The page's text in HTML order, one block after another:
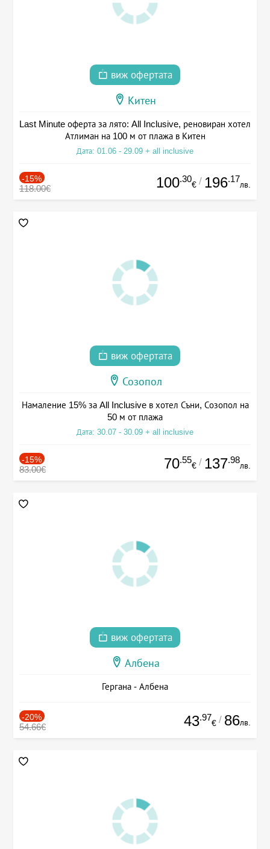
виж офертата
Китен
Last Minute оферта за лято: All Inclusive, реновиран хотел
Атлиман на 100 м от плажа в Китен
Дата: 01.06 - 29.09 + all inclusive
-15%
118.00€ 100.30
€ / 196.17
лв.
виж офертата
Созопол
Намаление 15% за All Inclusive в хотел Съни, Созопол на
50 м от плажа
Дата: 30.07 - 30.09 + all inclusive
-15%
83.00€ 70.55
€ / 137.98
лв.
виж офертата
Албена
Гергана - Албена
-20%
54.66€ 43.97
€ / 86лв.